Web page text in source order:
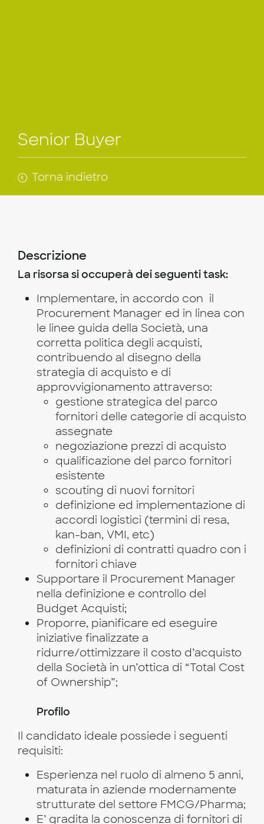
Senior Buyer
Torna indietro
Descrizione
La risorsa si occuperà dei seguenti task:
Implementare, in accordo con il
Procurement Manager ed in linea con
le linee guida della Società, una
corretta politica degli acquisti,
contribuendo al disegno della
strategia di acquisto e di
approvvigionamento attraverso:
gestione strategica del parco
fornitori delle categorie di acquisto
assegnate
negoziazione prezzi di acquisto
qualificazione del parco fornitori
esistente
scouting di nuovi fornitori
definizione ed implementazione di
accordi logistici (termini di resa,
kan-ban, VMI, etc)
definizioni di contratti quadro con i
fornitori chiave
Supportare il Procurement Manager
nella definizione e controllo del
Budget Acquisti;
Proporre, pianificare ed eseguire
iniziative finalizzate a
ridurre/ottimizzare il costo d’acquisto
della Società in un’ottica di “Total Cost
of Ownership”;
Profilo
Il candidato ideale possiede i seguenti
requisiti:
Esperienza nel ruolo di almeno 5 anni,
maturata in aziende modernamente
strutturate del settore FMCG/Pharma;
E’ gradita la conoscenza di fornitori di